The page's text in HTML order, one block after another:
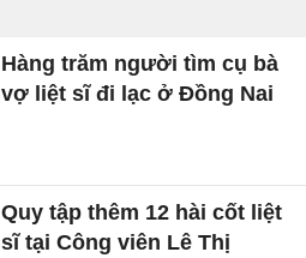
Hàng trăm người tìm cụ bà
vợ liệt sĩ đi lạc ở Đồng Nai
Quy tập thêm 12 hài cốt liệt
sĩ tại Công viên Lê Thị